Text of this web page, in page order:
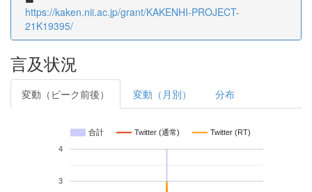
https://kaken.nii.ac.jp/grant/KAKENHI-PROJECT-
21K19395/
言及状況
変動（ピーク前後） 変動（月別） 分布
合計 Twitter (通常) Twitter (RT)
3
4